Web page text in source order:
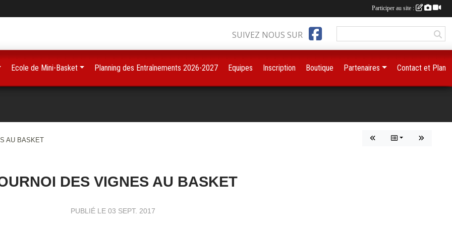
AU BASKET
DES VIGNES AU BASKET
PUBLIÉ LE 03 SEPT. 2017
SUIVEZ NOUS SUR
Ecole de Mini-Basket Planning des Entraînements 2026-2027 Equipes Inscription Boutique Partenaires Contact et Plan
Participer au site :